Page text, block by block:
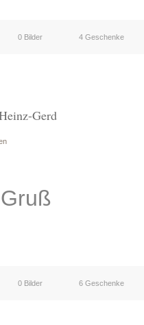
0 Bilder 4 Geschenke
Gerd
0 Bilder 6 Geschenke